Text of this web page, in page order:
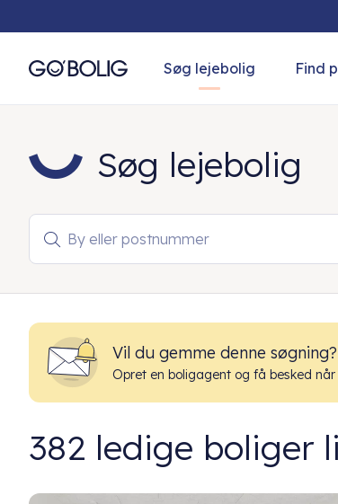
Søg lejebolig Find
Søg lejebolig
By eller postnummer

Vil du gemme denne søgning?
Opret en boligagent og få besked
382 ledige boliger